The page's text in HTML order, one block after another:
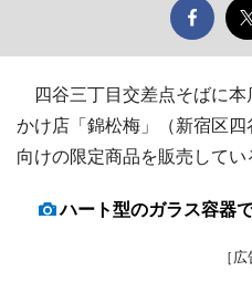
四谷三丁目交差点そばに本
かけ店「錦松梅」（新宿区
向けの限定商品を販売してい
ハート型のガラス容器
［広